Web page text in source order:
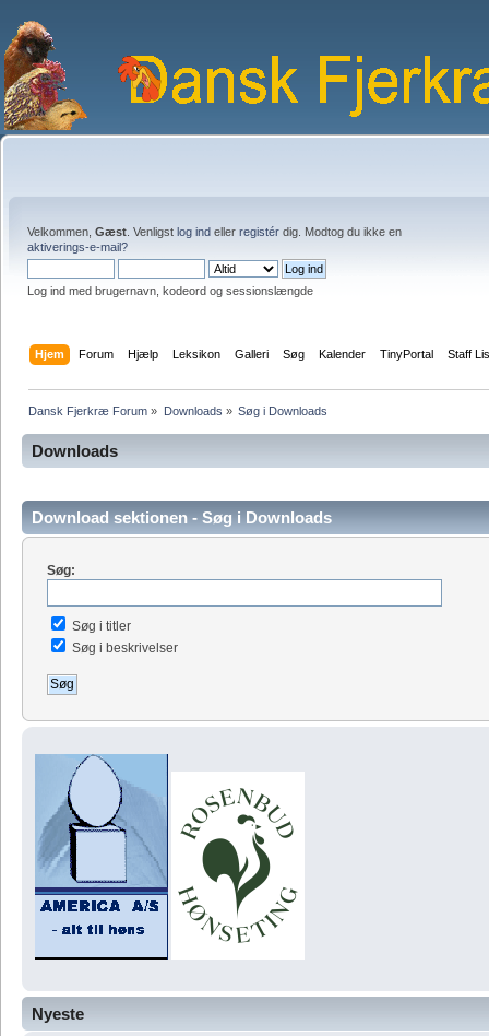
Velkommen, Gæst . Venligst log ind eller registér dig. Modtog du ikke en
aktiverings-e-mail?
Log ind med brugernavn, kodeord og sessionslængde
Hjem Forum Hjælp Leksikon Galleri Søg Kalender TinyPortal Staff
Dansk Fjerkræ Forum » Downloads » Søg i Downloads
Nyeste
Downloads
Download sektionen - Søg i Downloads
Søg:
Søg i titler
Søg i beskrivelser